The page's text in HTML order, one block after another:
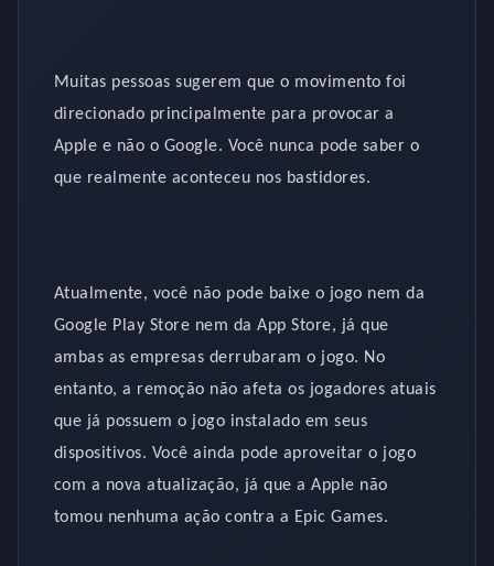
Muitas pessoas sugerem que o movimento foi
direcionado principalmente para provocar a
Apple e não o Google. Você nunca pode saber o
que realmente aconteceu nos bastidores.
Atualmente, você não pode baixe o jogo nem da
Google Play Store nem da App Store, já que
ambas as empresas derrubaram o jogo. No
entanto, a remoção não afeta os jogadores atuais
que já possuem o jogo instalado em seus
dispositivos. Você ainda pode aproveitar o jogo
com a nova atualização, já que a Apple não
tomou nenhuma ação contra a Epic Games.